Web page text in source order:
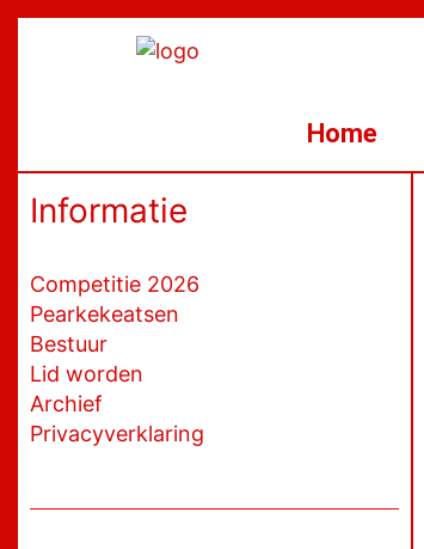
Ga
Home
Informatie
Competitie 2026
Pearkekeatsen
Bestuur
Lid worden
Archief
Privacyverklaring